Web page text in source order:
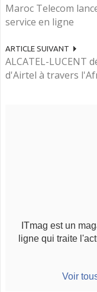
Maroc Telecom
service en ligne
ARTICLE SUIVANT
ALCATEL-LUCENT
d'Airtel à travers
ITmag est un
ligne qui traite
Voir